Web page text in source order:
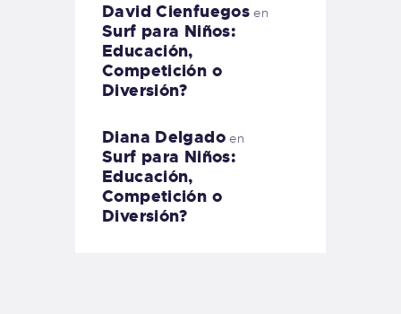
David Cienfuegos en
Surf para Niños:
Educación,
Competición o
Diversión?
Diana Delgadoen
Surf para Niños:
Educación,
Competición o
Diversión?